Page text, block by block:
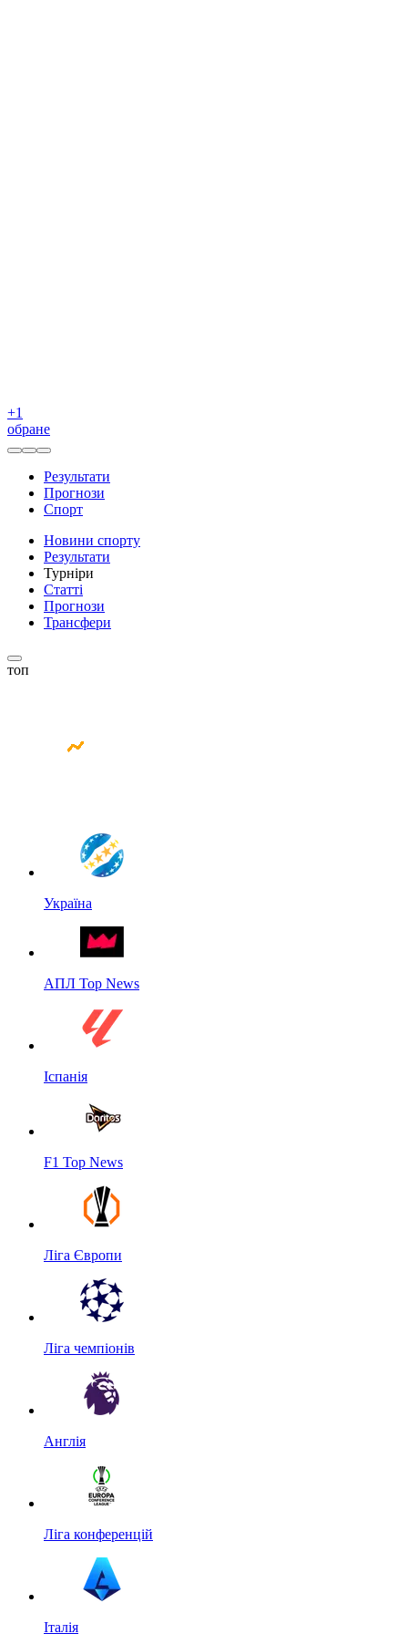
+1
обране
Результати
Прогнози
Спорт
Новини спорту
Результати
Турніри
Статті
Прогнози
Трансфери
топ
Україна
АПЛ Top News
Іспанія
F1 Top News
Ліга Європи
Ліга чемпіонів
Англія
Ліга конференцій
Італія